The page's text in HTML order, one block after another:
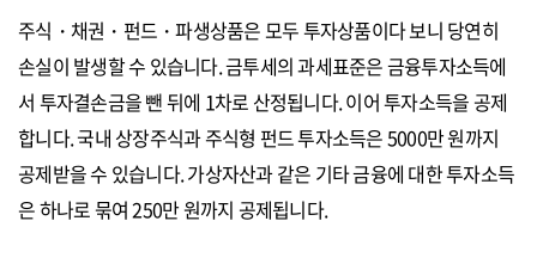
주식・채권・펀드・파생상품은 모두 투자상품이다 보니 당연히
손실이 발생할 수 있습니다. 금투세의 과세표준은 금융투자소득에
서 투자결손금을 뺀 뒤에 1차로 산정됩니다. 이어 투자소득을 공제
합니다. 국내 상장주식과 주식형 펀드 투자소득은 5000만 원까지
공제받을 수 있습니다. 가상자산과 같은 기타 금융에 대한 투자소득
은 하나로 묶여 250만 원까지 공제됩니다.